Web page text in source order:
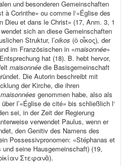
und besonderen Gemeinschaften
à Corinthe» ou comme l‘«Église des
Dieu et dans le Christ» (17, Anm. 3, 1
sich an diese Gemeinschaften
Struktur, l’oikos (ὁ οἶκος), der
im Französischen in «maisonnée»
hat (18). B. hebt hervor,
maisonnée die Basisgemeinschaft
Die Autorin beschreibt mit
der Kirche, die ihren
maisonnées genommen habe, also als
l’«Église de cité» bis schließlich l‘
sei, in der Zeit der Regierung
verwendet Paulus, wenn er
den Genitiv des Namens des
Possessivpronomen: «Stéphanas et
seine Hausgemeinschaft) (19,
Στεφανᾶ).